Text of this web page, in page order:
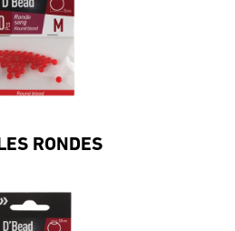
RONDES